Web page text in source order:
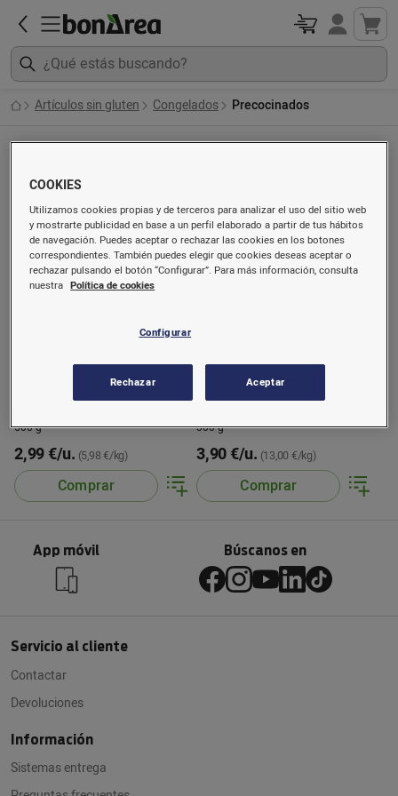
Artículos sin gluten Congelados Precocinados
Delicias a la romana
500 g
2,99 €/u. (5,98 €/kg)
Comprar
Ceps troceados
Champiland
300 g
3,90 €/u. (13,00 €/kg)
Comprar
App móvil Búscanos en
Servicio al cliente
Contactar
Devoluciones
Información
Sistemas entrega
COOKIES
Utilizamos cookies propias y de terceros para analizar el uso del sitio web
y mostrarte publicidad en base a un perfil elaborado a partir de tus hábitos
de navegación. Puedes aceptar o rechazar las cookies en los botones
correspondientes. También puedes elegir que cookies deseas aceptar o
rechazar pulsando el botón “Configurar”. Para más información, consulta
nuestra Política de cookies
Configurar
Rechazar Aceptar